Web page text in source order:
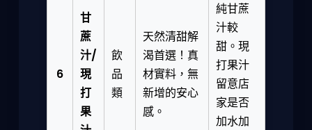
6
甘
蔗
汁/
現
打
果
飲
品
類
天然清甜解
渴首選！真
材實料，無
新增的安心
感。
純甘蔗
汁較
甜。現
打果汁
留意店
家是否
加水加